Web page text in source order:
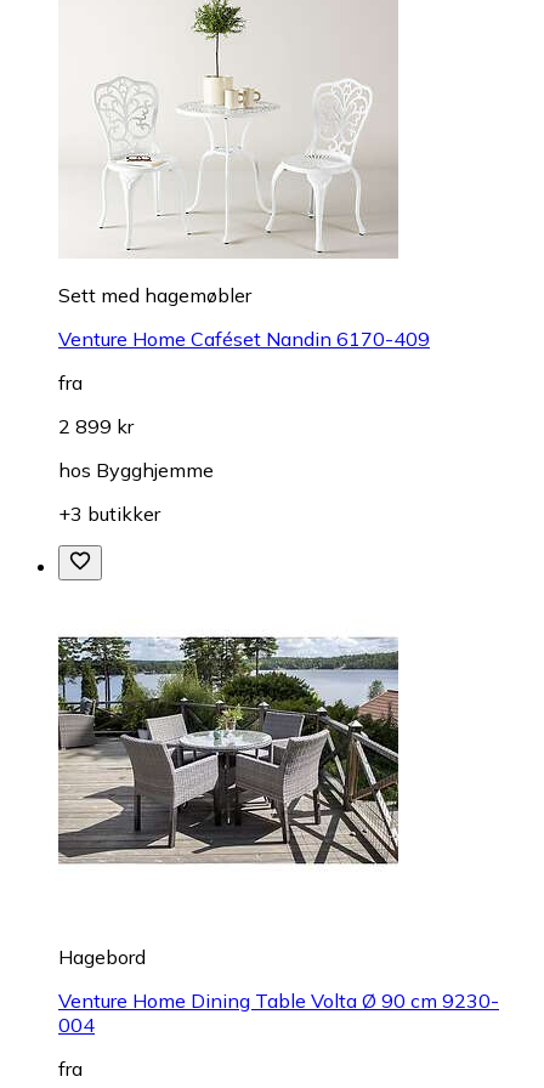
Sett med hagemøbler
Venture Home Caféset Nandin 6170-409
fra
2 899 kr
hos Bygghjemme
+3 butikker
Hagebord
Venture Home Dining Table Volta Ø 90 cm 9230-
004
fra